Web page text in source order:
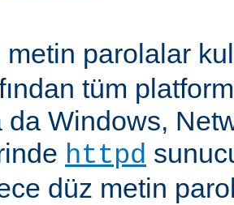
metin parolalar
tüm
da Windows,
httpd
düz metin